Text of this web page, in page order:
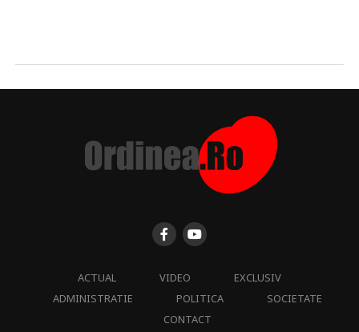
ACTUAL VIDEO
EXCLUSIV
ADMINISTRATIE
POLITICA
SOCIETATE
CONTACT